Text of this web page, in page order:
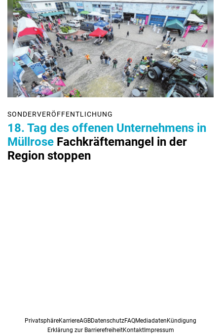
SONDERVERÖFFENTLICHUNG
18. Tag des offenen Unternehmens in
Müllrose Fachkräftemangel in der
Region stoppen
PrivatsphäreKarriereAGBDatenschutzFAQMediadatenKündigung
Erklärung zur BarrierefreiheitKontaktImpressum